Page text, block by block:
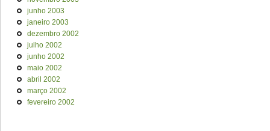
junho 2003
janeiro 2003
dezembro 2002
julho 2002
junho 2002
maio 2002
abril 2002
março 2002
fevereiro 2002